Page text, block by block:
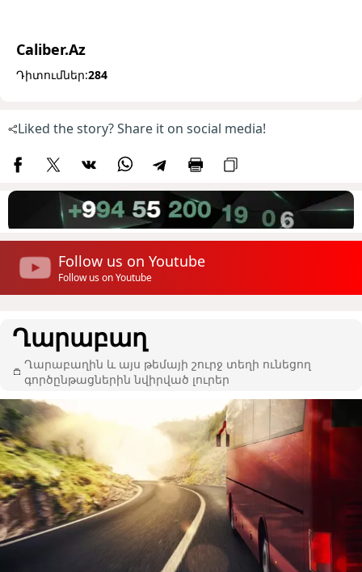
Caliber.Az
Դիտումներ:284
Liked the story? Share it on social media!
Follow us on Youtube
Follow us on Youtube
Ղարաբաղ
Ղարաբաղին և այս թեմայի շուրջ տեղի ունեցող
գործընթացներին նվիրված լուրեր